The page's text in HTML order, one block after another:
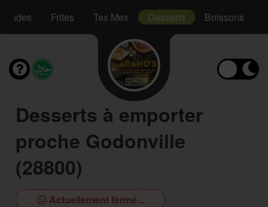
Frites Tex Mex Desserts Boissons
Desserts à emporter
proche Godonville
(28800)
Actuellement fermé...